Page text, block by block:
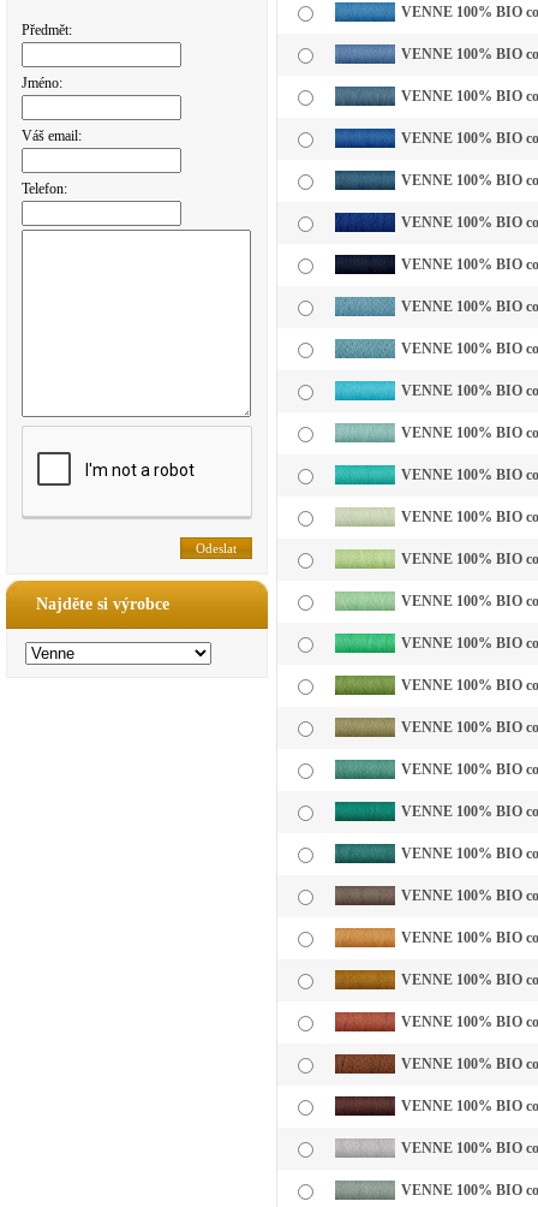
Předmět:
Jméno:
Váš email:
Telefon:
Najděte si výrobce
VENNE 100% BIO
VENNE 100% BIO
VENNE 100% BIO
VENNE 100% BIO
VENNE 100% BIO
VENNE 100% BIO
VENNE 100% BIO
VENNE 100% BIO
VENNE 100% BIO
VENNE 100% BIO
VENNE 100% BIO
VENNE 100% BIO
VENNE 100% BIO
VENNE 100% BIO
VENNE 100% BIO
VENNE 100% BIO
VENNE 100% BIO
VENNE 100% BIO
VENNE 100% BIO
VENNE 100% BIO
VENNE 100% BIO
VENNE 100% BIO
VENNE 100% BIO
VENNE 100% BIO
VENNE 100% BIO
VENNE 100% BIO
VENNE 100% BIO
VENNE 100% BIO
VENNE 100% BIO